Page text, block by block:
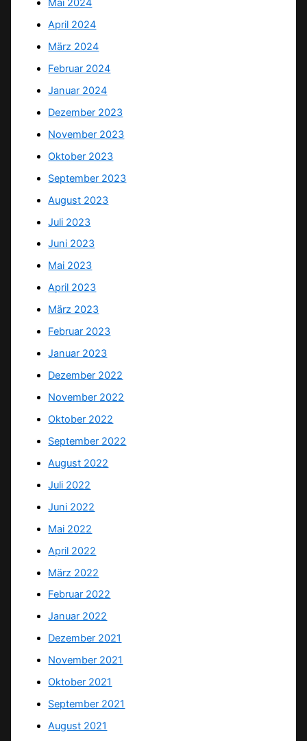
Mai 2024
April 2024
März 2024
Februar 2024
Januar 2024
Dezember 2023
November 2023
Oktober 2023
September 2023
August 2023
Juli 2023
Juni 2023
Mai 2023
April 2023
März 2023
Februar 2023
Januar 2023
Dezember 2022
November 2022
Oktober 2022
September 2022
August 2022
Juli 2022
Juni 2022
Mai 2022
April 2022
März 2022
Februar 2022
Januar 2022
Dezember 2021
November 2021
Oktober 2021
September 2021
August 2021